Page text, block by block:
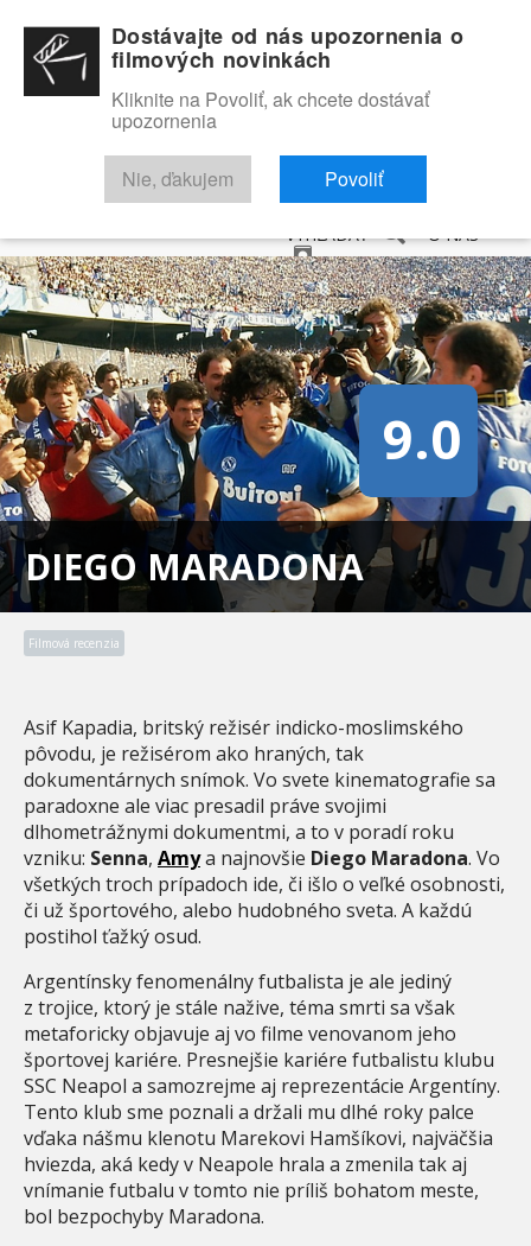
RECENZIE TRAILERY FILMOVÁ DATABÁZA
VYHĽADAŤ O NÁS
DIEGO MARADONA
9.0
Filmová recenzia
Asif Kapadia, britský režisér indicko-moslimského
pôvodu, je režisérom ako hraných, tak
dokumentárnych snímok. Vo svete kinematografie sa
paradoxne ale viac presadil práve svojimi
dlhometrážnymi dokumentmi, a to v poradí roku
vzniku: Senna, Amya najnovšie Diego Maradona. Vo
všetkých troch prípadoch ide, či išlo o veľké osobnosti,
či už športového, alebo hudobného sveta. A každú
postihol ťažký osud.
Argentínsky fenomenálny futbalista je ale jediný
z trojice, ktorý je stále nažive, téma smrti sa však
metaforicky objavuje aj vo filme venovanom jeho
športovej kariére. Presnejšie kariére futbalistu klubu
SSC Neapol a samozrejme aj reprezentácie Argentíny.
Tento klub sme poznali a držali mu dlhé roky palce
vďaka nášmu klenotu Marekovi Hamšíkovi, najväčšia
hviezda, aká kedy v Neapole hrala a zmenila tak aj
vnímanie futbalu v tomto nie príliš bohatom meste,
bol bezpochyby Maradona.
Dostávajte od nás upozornenia o
filmových novinkách
Kliknite na Povoliť, ak chcete dostávať
upozornenia
Nie, ďakujem Povoliť